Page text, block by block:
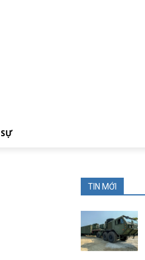
TIN MỚI